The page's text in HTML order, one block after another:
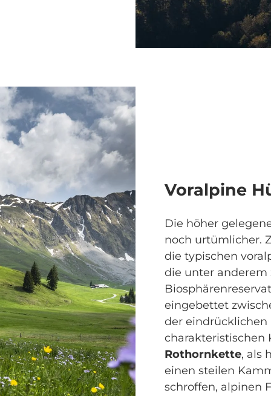
Voralpine
Die höher
noch urtümlicher.
die typischen
die unter anderem
eingebettet
der
charakteristischen
Rothornkette, als
einen steilen
schroffen, alpinen